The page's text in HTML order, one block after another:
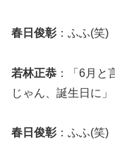
春日俊彰 ：ふふ(笑)
若林正恭 ：「6月と
じゃん、誕生日に
春日俊彰 ：ふふ(笑)